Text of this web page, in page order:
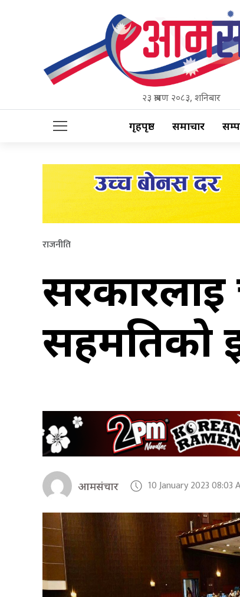
२३ श्रावण २०८३, शनिबार
गृहपृष्ठ समाचार
राजनीति
सरकारलाई
सहमतिको
आमसंचार 10 January 2023 08:03